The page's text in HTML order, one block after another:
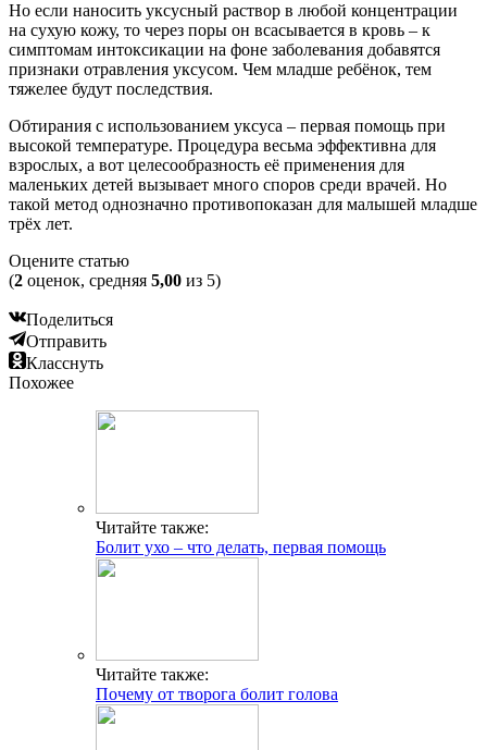
Но если наносить уксусный раствор в любой концентрации
на сухую кожу, то через поры он всасывается в кровь – к
симптомам интоксикации на фоне заболевания добавятся
признаки отравления уксусом. Чем младше ребёнок, тем
тяжелее будут последствия.
Обтирания с использованием уксуса – первая помощь при
высокой температуре. Процедура весьма эффективна для
взрослых, а вот целесообразность её применения для
маленьких детей вызывает много споров среди врачей. Но
такой метод однозначно противопоказан для малышей младше
трёх лет.
Оцените статью
(2 оценок, средняя 5,00 из 5)
Поделиться
Отправить
Класснуть
Похожее
Читайте также:
Болит ухо – что делать, первая помощь
Читайте также:
Почему от творога болит голова